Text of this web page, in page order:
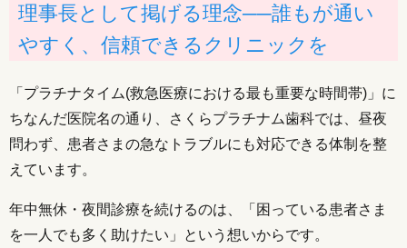
理事長として掲げる理念──誰もが通い
やすく、信頼できるクリニックを
「プラチナタイム(救急医療における最も重要な時間帯)」に
ちなんだ医院名の通り、さくらプラチナム歯科では、昼夜
問わず、患者さまの急なトラブルにも対応できる体制を整
えています。
年中無休・夜間診療を続けるのは、「困っている患者さま
を一人でも多く助けたい」という想いからです。